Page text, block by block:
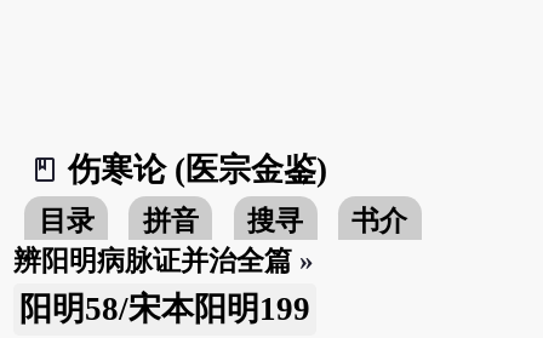
book_2
伤寒论 (医宗金鉴)
目录 拼音 搜寻
书介
辨阳明病脉证并治全篇 »
阳明58/宋本阳明199